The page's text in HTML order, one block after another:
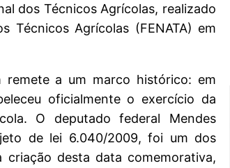
dos Técnicos Agrícolas, realizado
Técnicos Agrícolas (FENATA) em
remete a um marco histórico: em
oficialmente o exercício da
O deputado federal Mendes
de lei 6.040/2009, foi um dos
criação desta data comemorativa,